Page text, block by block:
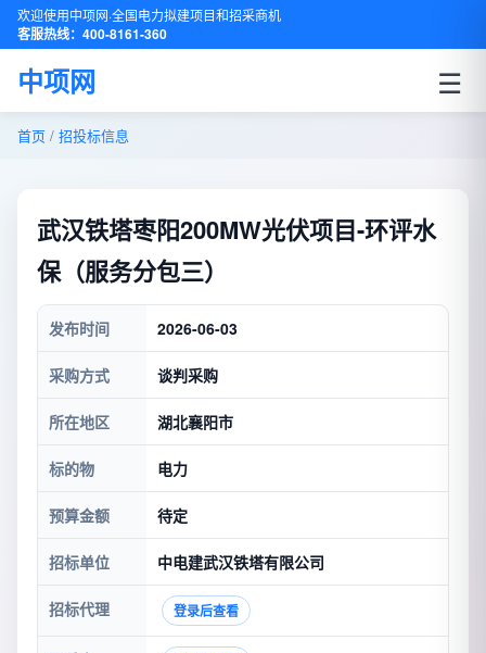
欢迎使用中项网·全国电力拟建项目和招采商机
客服热线：400-8161-360
中项网 ☰
首页 / 招投标信息
武汉铁塔枣阳200MW光伏项目-环评水
保（服务分包三）
发布时间 2026-06-03
采购方式 谈判采购
所在地区 湖北襄阳市
标的物 电力
预算金额 待定
招标单位 中电建武汉铁塔有限公司
招标代理 登录后查看